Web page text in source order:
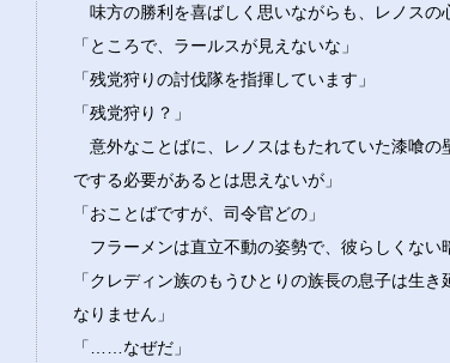
味方の勝利を喜ばしく思いながらも、レノスの
「ところで、ラールスが見えないな」
「残党狩りの討伐隊を指揮しています」
「残党狩り？」
意外なことばに、レノスはもたれていた漆喰の
でする必要があるとは思えないが」
「おことばですが、司令官どの」
フラーメンは直立不動の姿勢で、彼らしくない
「クレディン族のもうひとりの族長の息子は生
なりません」
「……なぜだ」